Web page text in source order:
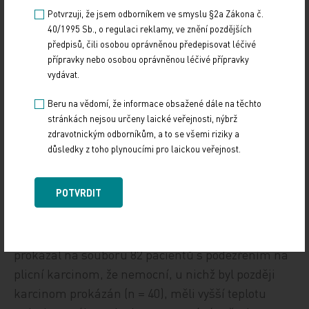
které spaly na kožešině, bylo v porovnání s dětmi
bez kontaktu s kůží zvířat 79% (o 21 % nižší) riziko
astmatu v šesti letech a v deseti dokonce 41%.
Christina Tischer vysvětluje tyto výsledky tím, že
druhů mikroorganismů a supluje tak roli „živé
přírody“.
KARCINOMU?
prokázal na souboru 82 pacientů s podezřením na
plicní karcinom, že nemocní, u nichž byl později
karcinom prokázán (n = 40), měli vyšší teplotu
Potvrzuji, že jsem odborníkem ve smyslu §2a Zákona č.
40/1995 Sb., o regulaci reklamy, ve znění pozdějších
předpisů, čili osobou oprávněnou předepisovat léčivé
přípravky nebo osobou oprávněnou léčivé přípravky
vydávat.
Beru na vědomí, že informace obsažené dále na těchto
stránkách nejsou určeny laické veřejnosti, nýbrž
zdravotnickým odborníkům, a to se všemi riziky a
důsledky z toho plynoucími pro laickou veřejnost.
POTVRDIT